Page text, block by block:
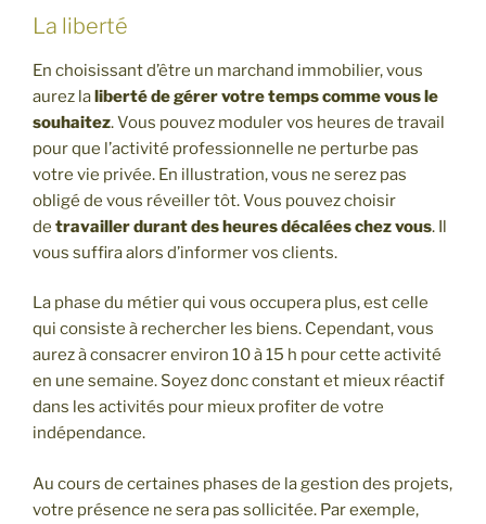
La liberté
En choisissant d’être un marchand immobilier, vous
aurez laliberté de gérer votre temps comme vous le
souhaitez. Vous pouvez moduler vos heures de travail
pour que l’activité professionnelle ne perturbe pas
votre vie privée. En illustration, vous ne serez pas
obligé de vous réveiller tôt. Vous pouvez choisir
de travailler durant des heures décalées chez vous. Il
vous suffira alors d’informer vos clients.
La phase du métier qui vous occupera plus, est celle
qui consiste à rechercher les biens. Cependant, vous
aurez à consacrer environ 10 à 15 h pour cette activité
en une semaine. Soyez donc constant et mieux réactif
dans les activités pour mieux profiter de votre
indépendance.
Au cours de certaines phases de la gestion des projets,
votre présence ne sera pas sollicitée. Par exemple,